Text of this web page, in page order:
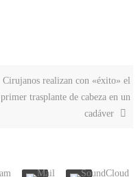
Cirujanos realizan con «éxito» el
primer trasplante de cabeza en un
cadáver